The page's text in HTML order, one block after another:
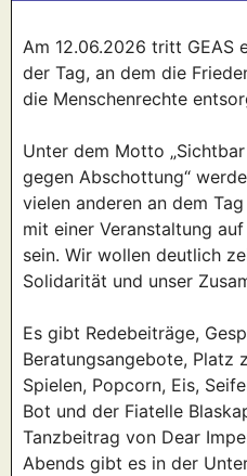
Am 12.06.2026 tritt GEAS
der Tag, an dem die
die Menschenrechte
Unter dem Motto
gegen Abschottung“
vielen anderen an dem
mit einer Veranstaltung
sein. Wir wollen deutlich
Solidarität und unser
Es gibt Redebeiträge,
Beratungsangebote, Platz
Spielen, Popcorn, Eis,
Bot und der Fiatelle
Tanzbeitrag von Dear
Abends gibt es in der